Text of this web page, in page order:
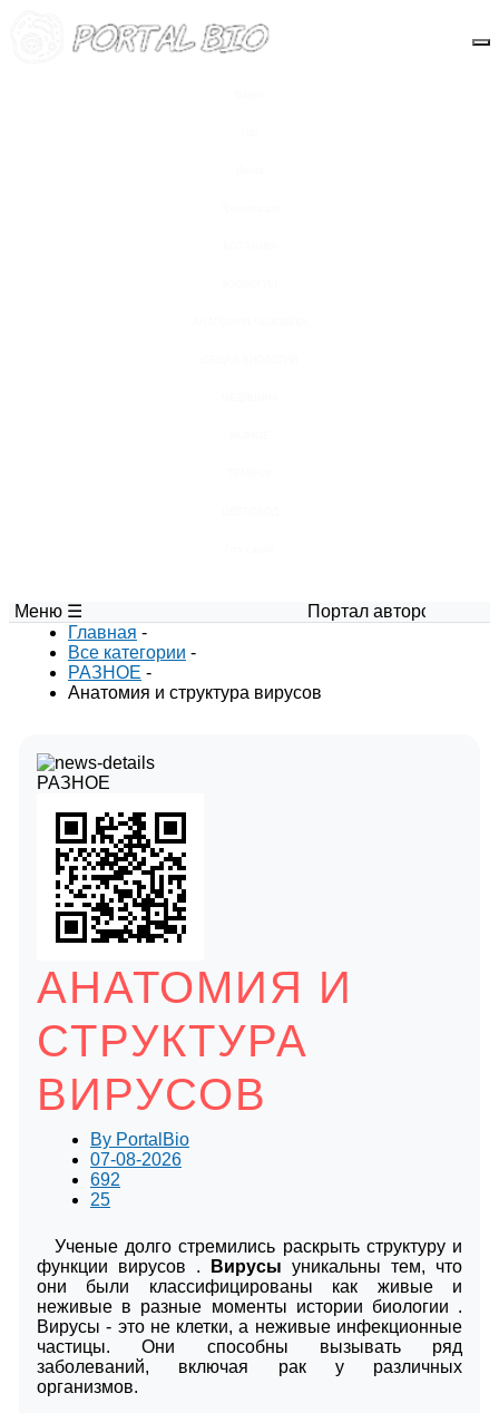
Меню ☰
Портал авторских материалов
Главная -
Все категории -
РАЗНОЕ -
Анатомия и структура вирусов
РАЗНОЕ
АНАТОМИЯ И
СТРУКТУРА
ВИРУСОВ
By PortalBio
07-08-2026
692
25
Ученые долго стремились раскрыть структуру и
функции
вирусов . Вирусы уникальны тем, что
они были классифицированы как живые и
неживые в разные моменты истории биологии .
Вирусы - это не клетки, а неживые инфекционные
частицы. Они способны вызывать ряд
заболеваний, включая рак у различных
организмов.